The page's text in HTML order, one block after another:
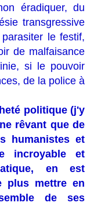
éradiquer, du
transgressive
le festif,
de malfaisance
si le pouvoir
de la police à
politique (j'y
rêvant que de
humanistes et
incroyable et
en est
plus mettre en
de ses